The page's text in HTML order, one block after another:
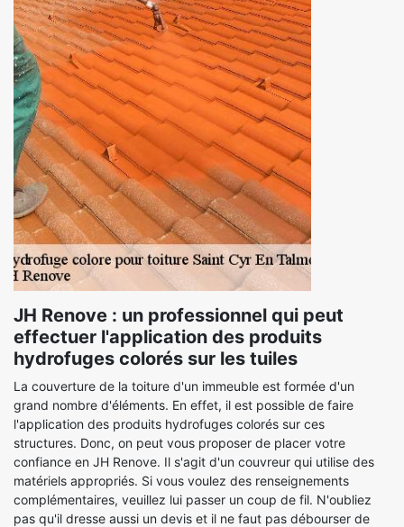
JH Renove : un professionnel qui peut
effectuer l'application des produits
hydrofuges colorés sur les tuiles
La couverture de la toiture d'un immeuble est formée d'un
grand nombre d'éléments. En effet, il est possible de faire
l'application des produits hydrofuges colorés sur ces
structures. Donc, on peut vous proposer de placer votre
confiance en JH Renove. Il s'agit d'un couvreur qui utilise des
matériels appropriés. Si vous voulez des renseignements
complémentaires, veuillez lui passer un coup de fil. N'oubliez
pas qu'il dresse aussi un devis et il ne faut pas débourser de